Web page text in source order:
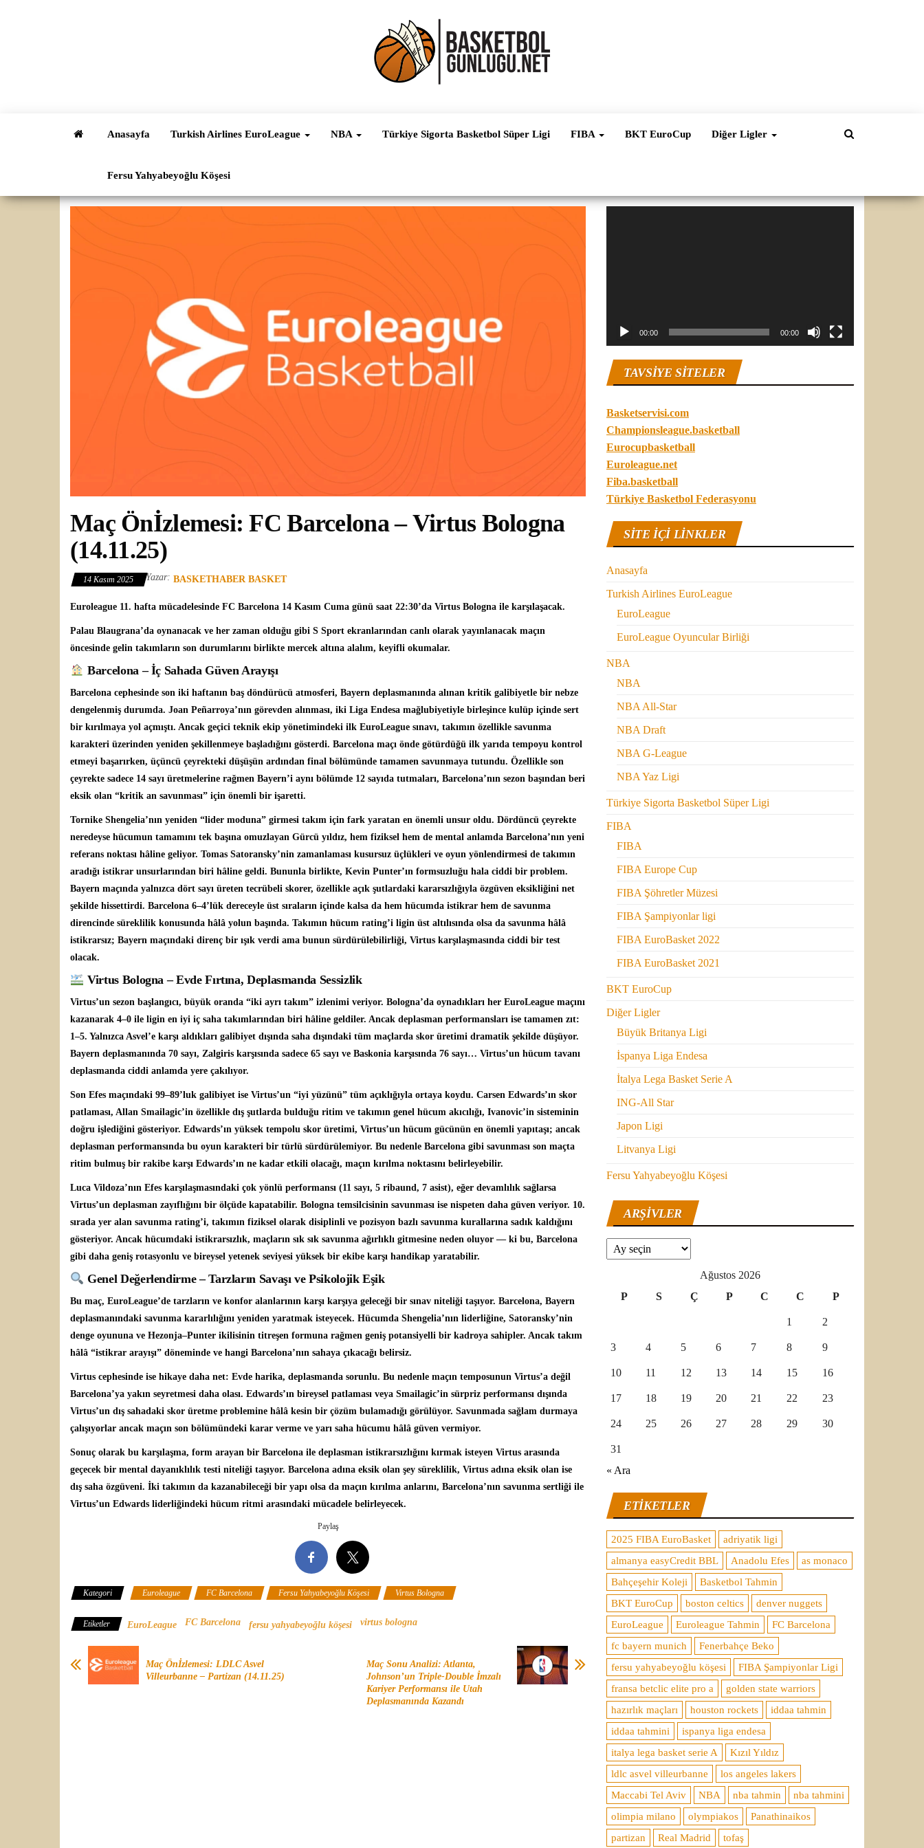
Haber
Süper Lig ve
Dünya
Anasayfa Turkish Airlines EuroLeague NBA Türkiye Sigorta Basketbol Süper Ligi FIBA BKT EuroCup Diğer Ligler
Fersu Yahyabeyoğlu Köşesi
Maç Önİzlemesi: FC Barcelona – Virtus Bologna
(14.11.25)
14 Kasım 2025 Yazar: BASKETHABER BASKET
Euroleague 11. hafta mücadelesinde FC Barcelona 14 Kasım Cuma günü saat 22:30’da Virtus Bologna ile karşılaşacak.
Palau Blaugrana’da oynanacak ve her zaman olduğu gibi S Sport ekranlarından canlı olarak yayınlanacak maçın
öncesinde gelin takımların son durumlarını birlikte mercek altına alalım, keyifli okumalar.
Barcelona – İç Sahada Güven Arayışı
Barcelona cephesinde son iki haftanın baş döndürücü atmosferi, Bayern deplasmanında alınan kritik galibiyetle bir nebze
dengelenmiş durumda. Joan Peñarroya’nın görevden alınması, iki Liga Endesa mağlubiyetiyle birleşince kulüp içinde sert
bir kırılmaya yol açmıştı. Ancak geçici teknik ekip yönetimindeki ilk EuroLeague sınavı, takımın özellikle savunma
karakteri üzerinden yeniden şekillenmeye başladığını gösterdi. Barcelona maçı önde götürdüğü ilk yarıda tempoyu kontrol
etmeyi başarırken, üçüncü çeyrekteki düşüşün ardından final bölümünde tamamen savunmaya tutundu. Özellikle son
çeyrekte sadece 14 sayı üretmelerine rağmen Bayern’i aynı bölümde 12 sayıda tutmaları, Barcelona’nın sezon başından beri
eksik olan “kritik an savunması” için önemli bir işaretti.
Tornike Shengelia’nın yeniden “lider moduna” girmesi takım için fark yaratan en önemli unsur oldu. Dördüncü çeyrekte
neredeyse hücumun tamamını tek başına omuzlayan Gürcü yıldız, hem fiziksel hem de mental anlamda Barcelona’nın yeni
referans noktası hâline geliyor. Tomas Satoransky’nin zamanlaması kusursuz üçlükleri ve oyun yönlendirmesi de takımın
aradığı istikrar unsurlarından biri hâline geldi. Bununla birlikte, Kevin Punter’ın formsuzluğu hala ciddi bir problem.
Bayern maçında yalnızca dört sayı üreten tecrübeli skorer, özellikle açık şutlardaki kararsızlığıyla özgüven eksikliğini net
şekilde hissettirdi. Barcelona 6–4’lük dereceyle üst sıraların içinde kalsa da hem hücumda istikrar hem de savunma
direncinde süreklilik konusunda hâlâ yolun başında. Takımın hücum rating’i ligin üst altılısında olsa da savunma hâlâ
istikrarsız; Bayern maçındaki direnç bir ışık verdi ama bunun sürdürülebilirliği, Virtus karşılaşmasında ciddi bir test
olacak.
Virtus Bologna – Evde Fırtına, Deplasmanda Sessizlik
Virtus’un sezon başlangıcı, büyük oranda “iki ayrı takım” izlenimi veriyor. Bologna’da oynadıkları her EuroLeague maçını
kazanarak 4–0 ile ligin en iyi iç saha takımlarından biri hâline geldiler. Ancak deplasman performansları ise tamamen zıt:
1–5. Yalnızca Asvel’e karşı aldıkları galibiyet dışında saha dışındaki tüm maçlarda skor üretimi dramatik şekilde düşüyor.
Bayern deplasmanında 70 sayı, Zalgiris karşısında sadece 65 sayı ve Baskonia karşısında 76 sayı… Virtus’un hücum tavanı
deplasmanda ciddi anlamda yere çakılıyor.
Son Efes maçındaki 99–89’luk galibiyet ise Virtus’un “iyi yüzünü” tüm açıklığıyla ortaya koydu. Carsen Edwards’ın skor
patlaması, Allan Smailagic’in özellikle dış şutlarda bulduğu ritim ve takımın genel hücum akıcılığı, Ivanovic’in sisteminin
doğru işlediğini gösteriyor. Edwards’ın yüksek tempolu skor üretimi, Virtus’un hücum gücünün en önemli yapıtaşı; ancak
deplasman performansında bu oyun karakteri bir türlü sürdürülemiyor. Bu nedenle Barcelona gibi savunması son maçta
ritim bulmuş bir rakibe karşı Edwards’ın ne kadar etkili olacağı, maçın kırılma noktasını belirleyebilir.
Luca Vildoza’nın Efes karşılaşmasındaki çok yönlü performansı (11 sayı, 5 ribaund, 7 asist), eğer devamlılık sağlarsa
Virtus’un deplasman zayıflığını bir ölçüde kapatabilir. Bologna temsilcisinin savunması ise nispeten daha güven veriyor. 10.
sırada yer alan savunma rating’i, takımın fiziksel olarak disiplinli ve pozisyon bazlı savunma kurallarına sadık kaldığını
gösteriyor. Ancak hücumdaki istikrarsızlık, maçların sık sık savunma ağırlıklı gitmesine neden oluyor — ki bu, Barcelona
gibi daha geniş rotasyonlu ve bireysel yetenek seviyesi yüksek bir ekibe karşı handikap yaratabilir.
Genel Değerlendirme – Tarzların Savaşı ve Psikolojik Eşik
Bu maç, EuroLeague’de tarzların ve konfor alanlarının karşı karşıya geleceği bir sınav niteliği taşıyor. Barcelona, Bayern
deplasmanındaki savunma kararlılığını yeniden yaratmak isteyecek. Hücumda Shengelia’nın liderliğine, Satoransky’nin
denge oyununa ve Hezonja–Punter ikilisinin titreşen formuna rağmen geniş potansiyelli bir kadroya sahipler. Ancak takım
hâlâ “istikrar arayışı” döneminde ve hangi Barcelona’nın sahaya çıkacağı belirsiz.
Virtus cephesinde ise hikaye daha net: Evde harika, deplasmanda sorunlu. Bu nedenle maçın temposunun Virtus’a değil
Barcelona’ya yakın seyretmesi daha olası. Edwards’ın bireysel patlaması veya Smailagic’in sürpriz performansı dışında
Virtus’un dış sahadaki skor üretme problemine hâlâ kesin bir çözüm bulamadığı görülüyor. Savunmada sağlam durmaya
çalışıyorlar ancak maçın son bölümündeki karar verme ve yarı saha hücumu hâlâ güven vermiyor.
Sonuç olarak bu karşılaşma, form arayan bir Barcelona ile deplasman istikrarsızlığını kırmak isteyen Virtus arasında
geçecek bir mental dayanıklılık testi niteliği taşıyor. Barcelona adına eksik olan şey süreklilik, Virtus adına eksik olan ise
dış saha özgüveni. İki takımın da kazanabileceği bir yapı olsa da maçın kırılma anlarını, Barcelona’nın savunma sertliği ile
Virtus’un Edwards liderliğindeki hücum ritmi arasındaki mücadele belirleyecek.
Paylaş
Kategori Euroleague FC Barcelona Fersu Yahyabeyoğlu Köşesi Virtus Bologna
Etiketler EuroLeague FC Barcelona fersu yahyabeyoğlu köşesi virtus bologna
Maç Önİzlemesi: LDLC Asvel
Villeurbanne – Partizan (14.11.25)
Maç Sonu Analizi: Atlanta,
Johnson’un Triple-Double İmzalı
Kariyer Performansı ile Utah
Deplasmanında Kazandı
00:00 00:00
TAVSIYE SITELER
Basketservisi.com
Championsleague.basketball
Eurocupbasketball
Euroleague.net
Fiba.basketball
Türkiye Basketbol Federasyonu
SITE IÇI LINKLER
Anasayfa
Turkish Airlines EuroLeague
EuroLeague
EuroLeague Oyuncular Birliği
NBA
NBA
NBA All-Star
NBA Draft
NBA G-League
NBA Yaz Ligi
Türkiye Sigorta Basketbol Süper Ligi
FIBA
FIBA
FIBA Europe Cup
FIBA Şöhretler Müzesi
FIBA Şampiyonlar ligi
FIBA EuroBasket 2022
FIBA EuroBasket 2021
BKT EuroCup
Diğer Ligler
Büyük Britanya Ligi
İspanya Liga Endesa
İtalya Lega Basket Serie A
ING-All Star
Japon Ligi
Litvanya Ligi
Fersu Yahyabeyoğlu Köşesi
ARŞIVLER
Arşivler
Ağustos 2026
P
S Ç P C C P
1 2
3 4 5 6 7 8 9
10 11 12 13 14 15 16
17 18 19 20 21 22 23
24 25 26 27 28 29 30
31
« Ara
ETIKETLER
2025 FIBA EuroBasket
adriyatik ligi
almanya easyCredit BBL
Anadolu Efes
as monaco
Bahçeşehir Koleji
Basketbol Tahmin
BKT EuroCup
boston celtics
denver nuggets
EuroLeague
Euroleague Tahmin
FC Barcelona
fc bayern munich
Fenerbahçe Beko
fersu yahyabeyoğlu köşesi
FIBA Şampiyonlar Ligi
fransa betclic elite pro a
golden state warriors
hazırlık maçları
houston rockets
iddaa tahmin
iddaa tahmini
ispanya liga endesa
italya lega basket serie A
Kızıl Yıldız
ldlc asvel villeurbanne
los angeles lakers
Maccabi Tel Aviv
NBA nba tahmin
nba tahmini
olimpia milano
olympiakos
Panathinaikos
partizan
Real Madrid tofaş